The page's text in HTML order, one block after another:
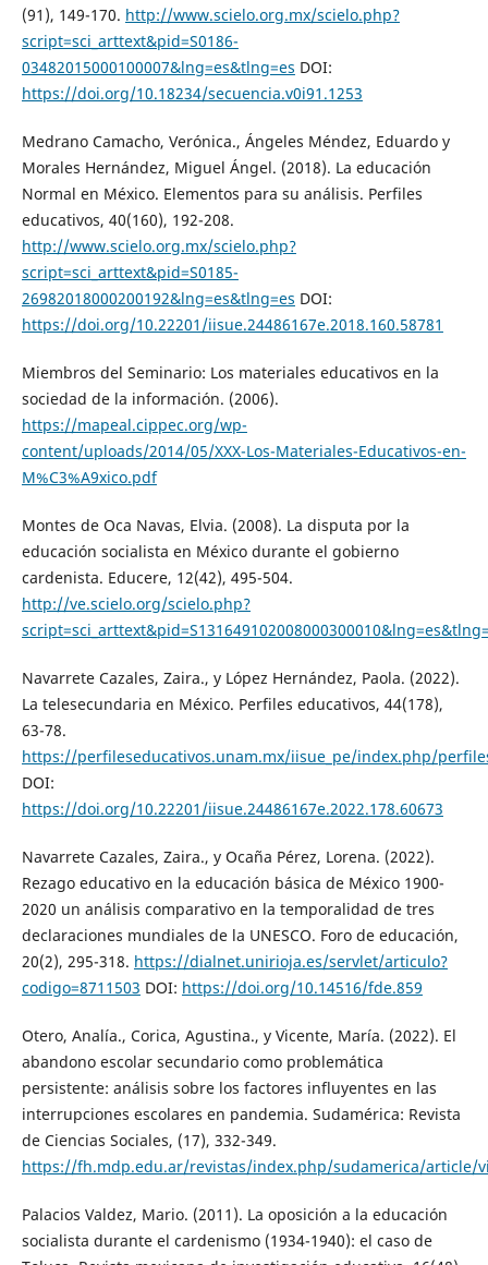
(91), 149-170. http://www.scielo.org.mx/scielo.php?
script=sci_arttext&pid=S0186-
03482015000100007&lng=es&tlng=es DOI:
https://doi.org/10.18234/secuencia.v0i91.1253
Medrano Camacho, Verónica., Ángeles Méndez, Eduardo y
Morales Hernández, Miguel Ángel. (2018). La educación
Normal en México. Elementos para su análisis. Perfiles
educativos, 40(160), 192-208.
http://www.scielo.org.mx/scielo.php?
script=sci_arttext&pid=S0185-
26982018000200192&lng=es&tlng=es DOI:
https://doi.org/10.22201/iisue.24486167e.2018.160.58781
Miembros del Seminario: Los materiales educativos en la
sociedad de la información. (2006).
https://mapeal.cippec.org/wp-
content/uploads/2014/05/XXX-Los-Materiales-Educativos-en-
M%C3%A9xico.pdf
Montes de Oca Navas, Elvia. (2008). La disputa por la
educación socialista en México durante el gobierno
cardenista. Educere, 12(42), 495-504.
http://ve.scielo.org/scielo.php?
Navarrete Cazales, Zaira., y López Hernández, Paola. (2022).
La telesecundaria en México. Perfiles educativos, 44(178),
63-78.
https://perfileseducativos.unam.mx/iisue_pe/index.php/
DOI:
https://doi.org/10.22201/iisue.24486167e.2022.178.60673
Navarrete Cazales, Zaira., y Ocaña Pérez, Lorena. (2022).
Rezago educativo en la educación básica de México 1900-
2020 un análisis comparativo en la temporalidad de tres
declaraciones mundiales de la UNESCO. Foro de educación,
20(2), 295-318. https://dialnet.unirioja.es/servlet/articulo?
codigo=8711503 DOI: https://doi.org/10.14516/fde.859
Otero, Analía., Corica, Agustina., y Vicente, María. (2022). El
abandono escolar secundario como problemática
persistente: análisis sobre los factores influyentes en las
interrupciones escolares en pandemia. Sudamérica: Revista
de Ciencias Sociales, (17), 332-349.
https://fh.mdp.edu.ar/revistas/index.php/sudamerica/article/
Palacios Valdez, Mario. (2011). La oposición a la educación
socialista durante el cardenismo (1934-1940): el caso de